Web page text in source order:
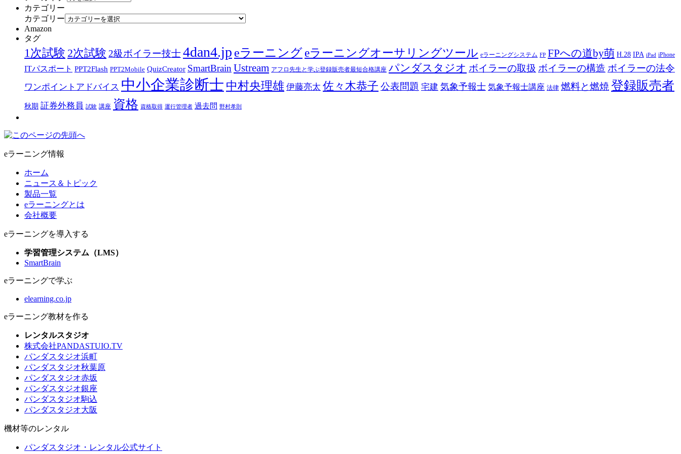
カテゴリー
カテゴリー
Amazon
タグ
1次試験 2次試験 2級ボイラー技士4dan4.jp eラーニング eラーニングオーサリングツール eラーニングシステム FP FPへの道by萌 H.28 IPA iPad iPhone
ITパスポート PPT2Flash PPT2Mobile QuizCreator SmartBrain Ustream アフロ先生と学ぶ登録販売者最短合格講座 パンダスタジオ ボイラーの取扱 ボイラーの構造 ボイラーの法令
ワンポイントアドバイス 中小企業診断士 中村央理雄 伊藤亮太 佐々木恭子 公表問題 宅建 気象予報士 気象予報士講座 法律 燃料と燃焼 登録販売者
秋期 証券外務員 試験 講座 資格 資格取得 運行管理者 過去問 野村孝則
eラーニング情報
ホーム
ニュース＆トピック
製品一覧
eラーニングとは
会社概要
eラーニングを導入する
学習管理システム（LMS）
SmartBrain
eラーニングで学ぶ
elearning.co.jp
eラーニング教材を作る
レンタルスタジオ
株式会社PANDASTUIO.TV
パンダスタジオ浜町
パンダスタジオ秋葉原
パンダスタジオ赤坂
パンダスタジオ銀座
パンダスタジオ駒込
パンダスタジオ大阪
機材等のレンタル
パンダスタジオ・レンタル公式サイト